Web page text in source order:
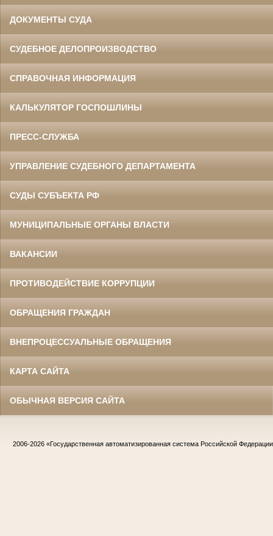
ДОКУМЕНТЫ СУДА
СУДЕБНОЕ ДЕЛОПРОИЗВОДСТВО
СПРАВОЧНАЯ ИНФОРМАЦИЯ
КАЛЬКУЛЯТОР ГОСПОШЛИНЫ
ПРЕСС-СЛУЖБА
УПРАВЛЕНИЕ СУДЕБНОГО ДЕПАРТАМЕНТА
СУДЫ СУБЪЕКТА РФ
МУНИЦИПАЛЬНЫЕ ОРГАНЫ ВЛАСТИ
ВАКАНСИИ
ПРОТИВОДЕЙСТВИЕ КОРРУПЦИИ
ОБРАЩЕНИЯ ГРАЖДАН
ВНЕПРОЦЕССУАЛЬНЫЕ ОБРАЩЕНИЯ
КАРТА САЙТА
ОБЫЧНАЯ ВЕРСИЯ САЙТА
2006-2026 «Государственная автоматизированная система Российской